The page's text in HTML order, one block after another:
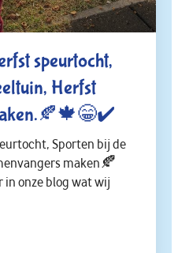
speurtocht,
Herfst
Sporten bij de
maken🍂
onze blog wat wij